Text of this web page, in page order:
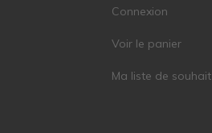
Connexion
Voir le panier
Ma liste de souhait